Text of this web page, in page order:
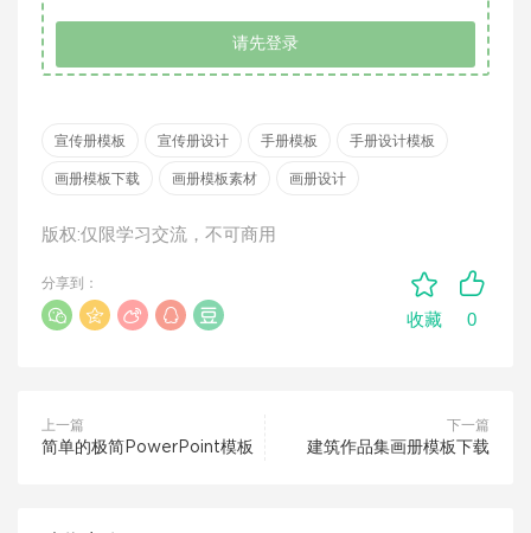
请先登录
宣传册模板 宣传册设计 手册模板 手册设计模板
画册模板下载 画册模板素材 画册设计
版权:仅限学习交流，不可商用
收藏 0
分享到：
上一篇
简单的极简PowerPoint模板
下一篇
建筑作品集画册模板下载